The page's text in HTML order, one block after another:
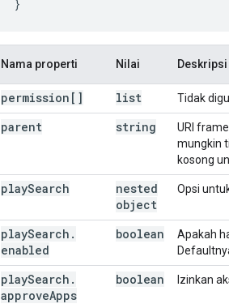
}
Nama properti Nilai Deskripsi
permission[] list Tidak
parent string
URI
mungkin
kosong
playSearch
nested
object
Opsi
playSearch .
enabled
boolean
Apakah
playSearch .
approveApps
boolean Izinkan